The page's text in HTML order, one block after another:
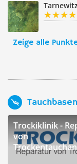
Zeige alle
Trockiklinik -
von
Viersen